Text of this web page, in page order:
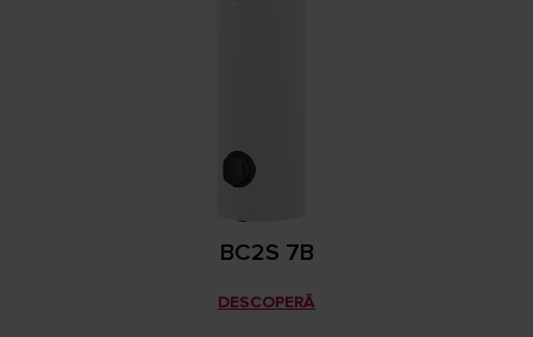
BC2S 7B
DESCOPERĂ